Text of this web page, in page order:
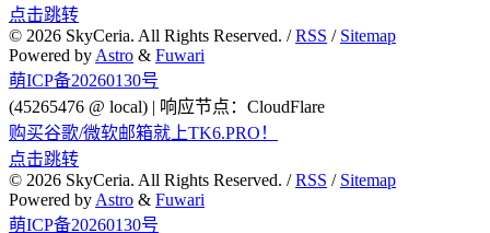
点击跳转
© 2026 SkyCeria. All Rights Reserved. /RSS / Sitemap
Powered by Astro & Fuwari
萌ICP备20260130号
(45265476 @ local) | 响应节点：CloudFlare
购买谷歌/微软邮箱就上TK6.PRO！
点击跳转
© 2026 SkyCeria. All Rights Reserved. /RSS / Sitemap
Powered by Astro & Fuwari
萌ICP备20260130号